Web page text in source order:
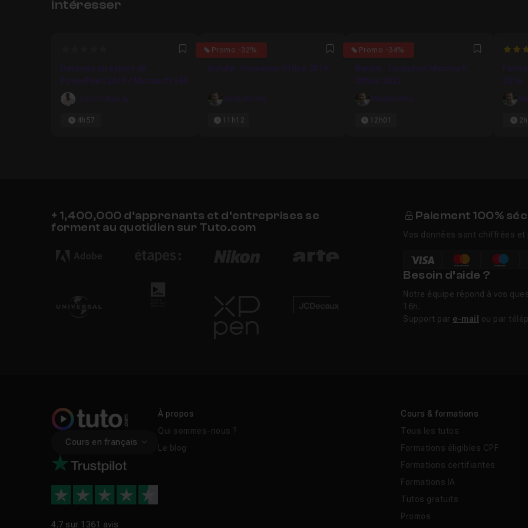
intéresser
Favori
Devenez un expert de
PowerPoint 2019 / Microsoft 365
Ludovic Bianay
4h57
Promo -32%
4.4444444444444 Favori
Bundle : Formation Office 2019
Mediaforma
11h12
Promo -34%
4.6666666666667 Favori
Bundle : Formation Microsoft
Office 2021
Mediaforma
12h01
2016
+ 1,400,000 d’apprenants et d’entreprises se
forment au quotidien sur Tuto.com
Paiement 100%
Vos données sont chiffrées
Besoin d’aide ?
Notre équipe répond à vos
16h.
Support par e-mail ou par
Cours en français
4.7 sur 1361 avis
À propos
Qui sommes-nous ?
Le blog
Cours & formations
Tous les tutos
Formations éligibles CPF
Formations certifiantes
Formations IA
Tutos gratuits
Promos